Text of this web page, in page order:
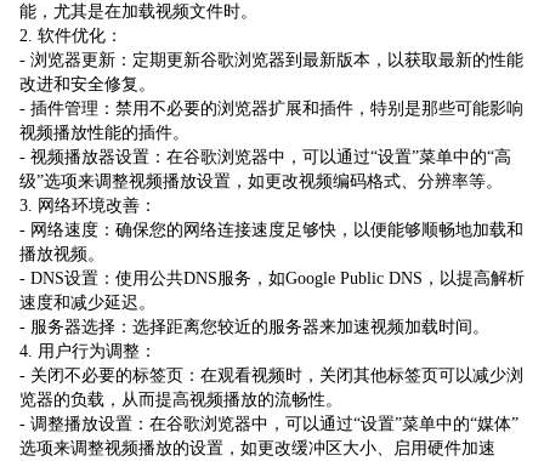
能，尤其是在加载视频文件时。
2. 软件优化：
- 浏览器更新：定期更新谷歌浏览器到最新版本，以获取最新的性能
改进和安全修复。
- 插件管理：禁用不必要的浏览器扩展和插件，特别是那些可能影响
视频播放性能的插件。
- 视频播放器设置：在谷歌浏览器中，可以通过“设置”菜单中的“高
级”选项来调整视频播放设置，如更改视频编码格式、分辨率等。
3. 网络环境改善：
- 网络速度：确保您的网络连接速度足够快，以便能够顺畅地加载和
播放视频。
- DNS设置：使用公共DNS服务，如Google Public DNS，以提高解析
速度和减少延迟。
- 服务器选择：选择距离您较近的服务器来加速视频加载时间。
4. 用户行为调整：
- 关闭不必要的标签页：在观看视频时，关闭其他标签页可以减少浏
览器的负载，从而提高视频播放的流畅性。
- 调整播放设置：在谷歌浏览器中，可以通过“设置”菜单中的“媒体”
选项来调整视频播放的设置，如更改缓冲区大小、启用硬件加速